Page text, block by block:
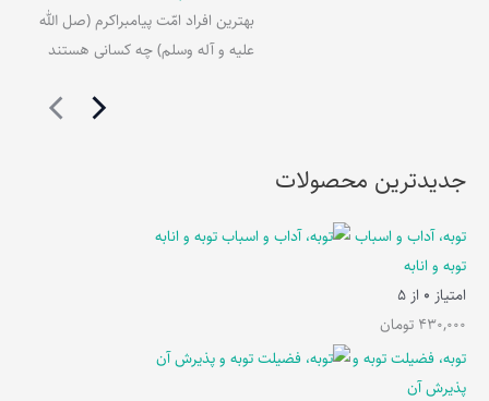
بهترین افراد امّت پیامبراکرم (صل الله
علیه و آله وسلم) چه کسانی هستند
جدیدترین محصولات
توبه، آداب و اسباب
توبه و انابه
امتیاز 0 از 5
430,000 تومان
توبه، فضیلت توبه و
پذیرش آن